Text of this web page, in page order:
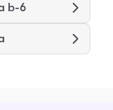
b-6